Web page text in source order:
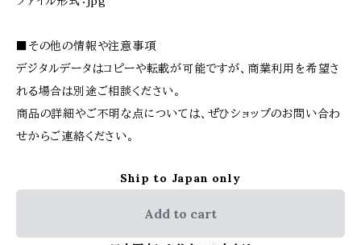
■その他の情報や注意事項
デジタルデータはコピーや転載が可能ですが、商業利用を希望さ
れる場合は別途ご相談ください。
商品の詳細やご不明な点については、ぜひショップのお問い合わ
せからご連絡ください。
Ship to Japan only
Add to cart